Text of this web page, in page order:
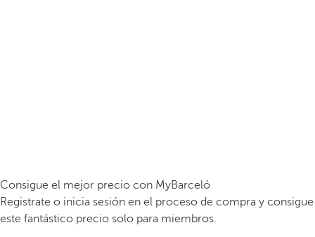
Consigue el mejor precio con MyBarceló
Registrate o inicia sesión en el proceso de compra y consigue
este fantástico precio solo para miembros.